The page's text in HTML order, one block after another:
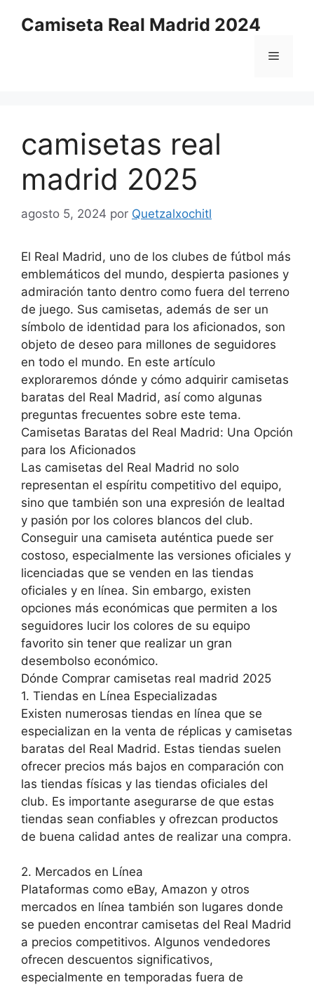
Camiseta Real Madrid 2024
Menú
camisetas real
madrid 2025
agosto 5, 2024 por Quetzalxochitl
El Real Madrid, uno de los clubes de fútbol más
emblemáticos del mundo, despierta pasiones y
admiración tanto dentro como fuera del terreno
de juego. Sus camisetas, además de ser un
símbolo de identidad para los aficionados, son
objeto de deseo para millones de seguidores
en todo el mundo. En este artículo
exploraremos dónde y cómo adquirir camisetas
baratas del Real Madrid, así como algunas
preguntas frecuentes sobre este tema.
Camisetas Baratas del Real Madrid: Una Opción
para los Aficionados
Las camisetas del Real Madrid no solo
representan el espíritu competitivo del equipo,
sino que también son una expresión de lealtad
y pasión por los colores blancos del club.
Conseguir una camiseta auténtica puede ser
costoso, especialmente las versiones oficiales y
licenciadas que se venden en las tiendas
oficiales y en línea. Sin embargo, existen
opciones más económicas que permiten a los
seguidores lucir los colores de su equipo
favorito sin tener que realizar un gran
desembolso económico.
Dónde Comprar camisetas real madrid 2025
1. Tiendas en Línea Especializadas
Existen numerosas tiendas en línea que se
especializan en la venta de réplicas y camisetas
baratas del Real Madrid. Estas tiendas suelen
ofrecer precios más bajos en comparación con
las tiendas físicas y las tiendas oficiales del
club. Es importante asegurarse de que estas
tiendas sean confiables y ofrezcan productos
de buena calidad antes de realizar una compra.
2. Mercados en Línea
Plataformas como eBay, Amazon y otros
mercados en línea también son lugares donde
se pueden encontrar camisetas del Real Madrid
a precios competitivos. Algunos vendedores
ofrecen descuentos significativos,
especialmente en temporadas fuera de